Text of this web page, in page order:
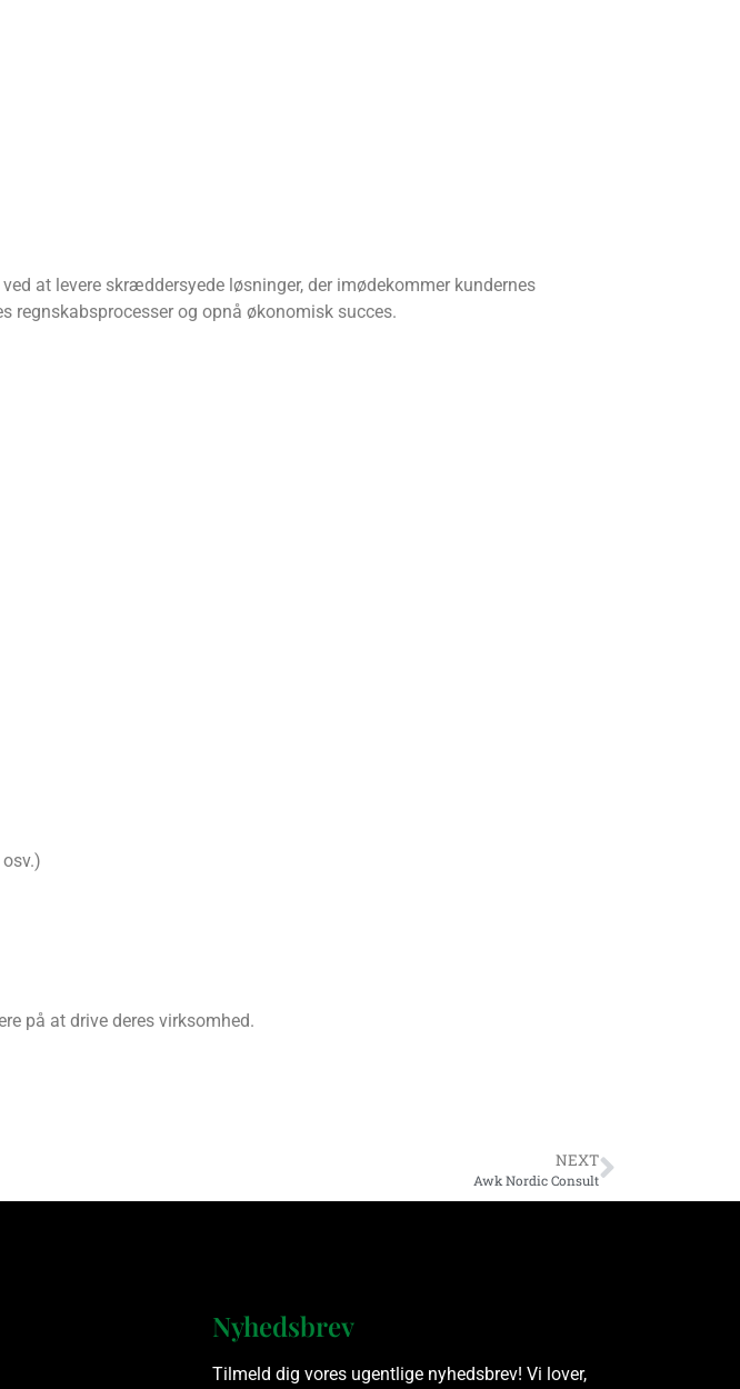
at levere skræddersyede løsninger, der imødekommer kundernes
regnskabsprocesser og opnå økonomisk succes.
på at drive deres virksomhed.
NEXT
Awk Nordic Consult
Nyhedsbrev
Tilmeld dig vores ugentlige nyhedsbrev! Vi lover,